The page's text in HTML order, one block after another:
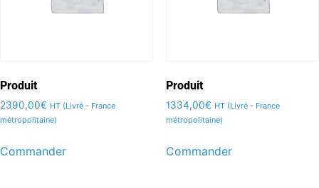
Produit
2390,00€ HT (Livré - France
métropolitaine)
Commander
Produit
1334,00€ HT (Livré - France
métropolitaine)
Commander